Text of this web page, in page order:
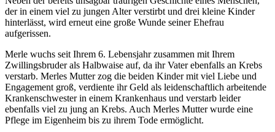
der in einem viel zu jungen Alter verstirbt und drei kleine Kinder
hinterlässt, wird erneut eine große Wunde seiner Ehefrau
aufgerissen.
Merle wuchs seit Ihrem 6. Lebensjahr zusammen mit Ihrem
Zwillingsbruder als Halbwaise auf, da ihr Vater ebenfalls an Krebs
verstarb. Merles Mutter zog die beiden Kinder mit viel Liebe und
Engagement groß, verdiente ihr Geld als leidenschaftlich arbeitende
Krankenschwester in einem Krankenhaus und verstarb leider
ebenfalls viel zu jung an Krebs. Auch Merles Mutter wurde eine
Pflege im Eigenheim bis zu ihrem Tode ermöglicht.